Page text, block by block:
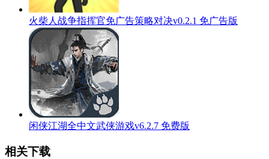
火柴人战争指挥官免广告策略对决v0.2.1 免广告版
闲侠江湖全中文武侠游戏v6.2.7 免费版
相关下载